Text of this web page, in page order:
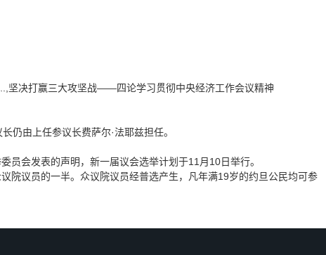
坚决打赢三大攻坚战——四论学习贯彻中央经济工作会议精神
由上任参议长费萨尔·法耶兹担任。
会发表的声明，新一届议会选举计划于11月10日举行。
议员的一半。众议院议员经普选产生，凡年满19岁的约旦公民均可参